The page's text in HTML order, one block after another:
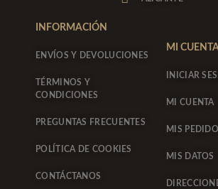
m
-
INFORMACIÓN
ENVÍOS Y DEVOLUCIONES
TÉRMINOS Y
CONDICIONES
PREGUNTAS FRECUENTES
POLÍTICA DE COOKIES
CONTÁCTANOS
MI
INICIAR
MI CUENTA
MIS
MIS DATOS